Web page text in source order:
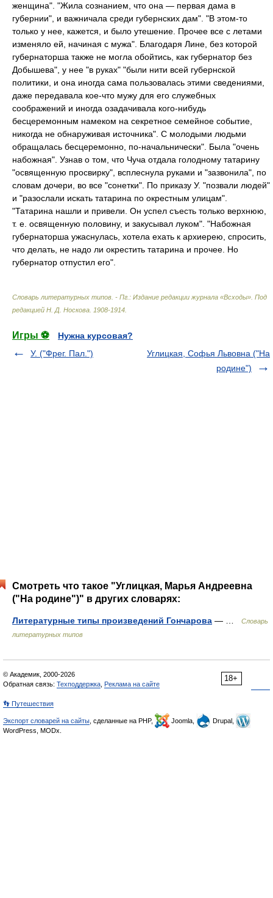
женщина". "Жила сознанием, что она — первая дама в
губернии", и важничала среди губернских дам". "В этом-то
только у нее, кажется, и было утешение. Прочее все с летами
изменяло ей, начиная с мужа". Благодаря Лине, без которой
губернаторша также не могла обойтись, как губернатор без
Добышева", у нее "в руках" "были нити всей губернской
политики, и она иногда сама пользовалась этими сведениями,
даже передавала кое-что мужу для его служебных
соображений и иногда озадачивала кого-нибудь
бесцеремонным намеком на секретное семейное событие,
никогда не обнаруживая источника". С молодыми людьми
обращалась бесцеремонно, по-начальнически". Была "очень
набожная". Узнав о том, что Чуча отдала голодному татарину
"освященную просвирку", всплеснула руками и "зазвонила", по
словам дочери, во все "сонетки". По приказу У. "позвали людей"
и "разослали искать татарина по окрестным улицам".
"Татарина нашли и привели. Он успел съесть только верхнюю,
т. е. освященную половину, и закусывал луком". "Набожная
губернаторша ужаснулась, хотела ехать к архиерею, спросить,
что делать, не надо ли окрестить татарина и прочее. Но
губернатор отпустил его".
Словарь литературных типов. - Пг.: Издание редакции журнала «Всходы» Под
редакцией Н. Д. Носкова 1908-1914
Игры ⚽
Нужна курсовая?
У. ("Фрег. Пал.")
Углицкая, Софья Львовна ("На
родине")
Смотреть что такое "Углицкая, Марья Андреевна
("На родине")" в других словарях:
Литературные типы произведений Гончарова — …
Словарь
литературных типов
18+
© Академик, 2000-2026
Обратная связь: Техподдержка Реклама на сайте
👣 Путешествия
Экспорт словарей на сайты , сделанные на PHP, Joomla,
Drupal,
WordPress, MODx.